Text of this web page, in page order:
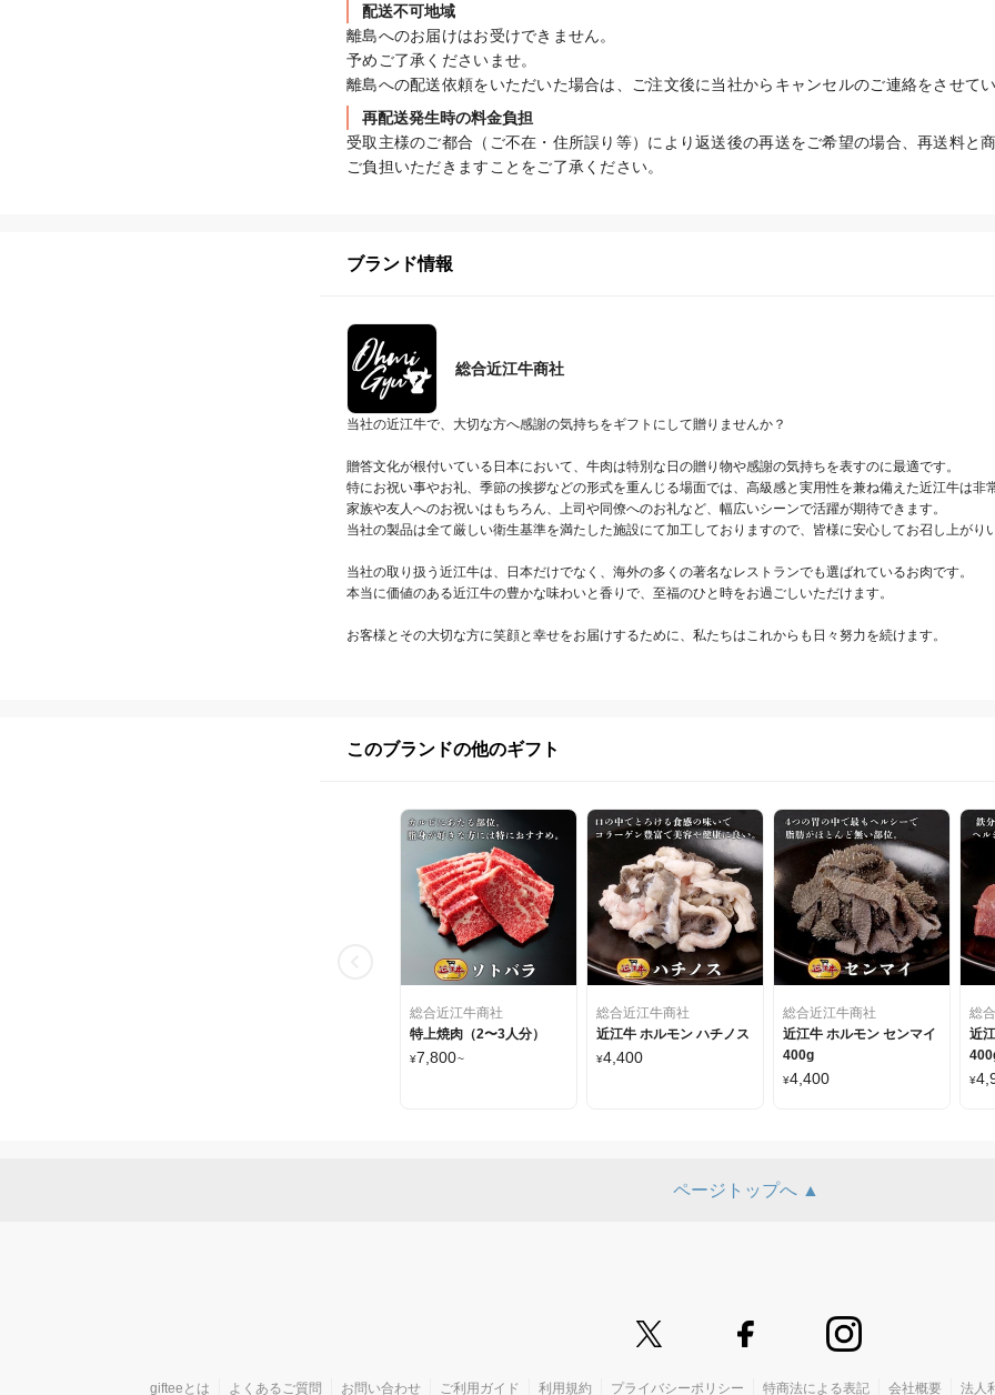
配送不可地域
離島へのお届けはお受けできません。
予めご了承くださいませ。
離島への配送依頼をいただいた場合は、ご注文後に当社からキャンセルのご連絡をさせてい
再配送発生時の料金負担
受取主様のご都合（ご不在・住所誤り等）により返送後の再送をご希望の場合、再送料と
ご負担いただきますことをご了承ください。
ブランド情報
総合近江牛商社
当社の近江牛で、大切な方へ感謝の気持ちをギフトにして贈りませんか？
贈答文化が根付いている日本において、牛肉は特別な日の贈り物や感謝の気持ちを表すのに最適です。
特にお祝い事やお礼、季節の挨拶などの形式を重んじる場面では、高級感と実用性を兼ね備えた近江牛は非
家族や友人へのお祝いはもちろん、上司や同僚へのお礼など、幅広いシーンで活躍が期待できます。
当社の製品は全て厳しい衛生基準を満たした施設にて加工しておりますので、皆様に安心してお召し上がり
当社の取り扱う近江牛は、日本だけでなく、海外の多くの著名なレストランでも選ばれているお肉です。
本当に価値のある近江牛の豊かな味わいと香りで、至福のひと時をお過ごしいただけます。
お客様とその大切な方に笑顔と幸せをお届けするために、私たちはこれからも日々努力を続けます。
このブランドの他のギフト
総合近江牛商社
特上焼肉（2〜3人分）
¥7,800~
総合近江牛商社
近江牛 ホルモン ハチノス
¥4,400
総合近江牛商社
近江牛 ホルモン センマイ
400g
¥4,400
総
近
¥
ページトップへ ▲
gifteeとは よくあるご質問 お問い合わせ ご利用ガイド 利用規約 プライバシーポリシー 特商法による表記 会社概要 法人